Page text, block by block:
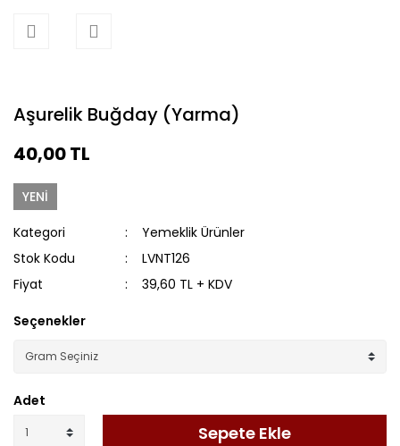
Aşurelik Buğday (Yarma)
40,00 TL
YENİ
Kategori
Yemeklik Ürünler
Stok Kodu
LVNT126
Fiyat
39,60 TL + KDV
Seçenekler
Adet
Sepete Ekle